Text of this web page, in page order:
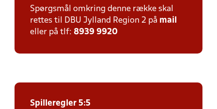
Spørgsmål omkring denne række skal
rettes til DBU Jylland Region 2 på mail
eller på tlf: 8939 9920
Spilleregler 5:5